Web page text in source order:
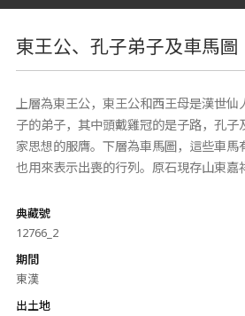
東王公、孔子弟子及車馬圖
上層為東王公，東王公和西王母是漢世仙
子的弟子，其中頭戴雞冠的是子路，孔子
家思想的服膺。下層為車馬圖，這些車馬
也用來表示出喪的行列。原石現存山東嘉
典藏號
12766_2
期間
東漢
出土地